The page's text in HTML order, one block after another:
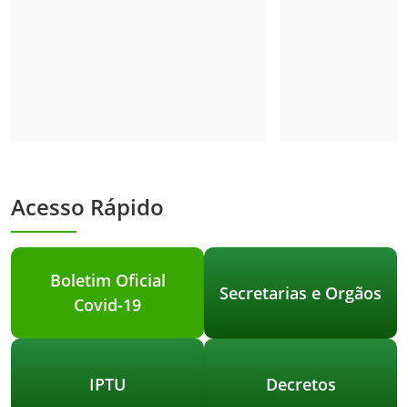
Acesso Rápido
Boletim Oficial
Covid-19
Secretarias e Orgãos
IPTU Decretos